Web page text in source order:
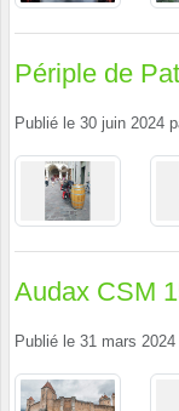
Périple de
Publié le 30 juin 2024
Audax CSM
Publié le 31 mars 2024